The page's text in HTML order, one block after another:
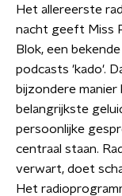
Het allereerste
nacht geeft Miss
Blok, een
podcasts 'kado'.
bijzondere manier
belangrijkste
persoonlijke
centraal staan.
verwart, doet
Het